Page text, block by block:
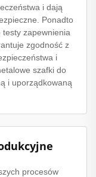
i dają
Ponadto
testy zapewnienia
zgodność z
i
szafki do
i uporządkowaną
procesów